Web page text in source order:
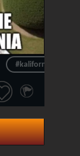
#kalifornia